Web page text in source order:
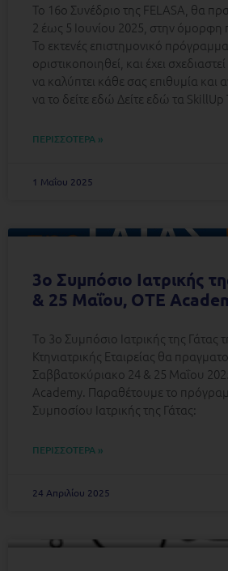
Το 16ο Συνέδριο της FELASA, θα
2 έως 5 Ιουνίου 2025, στην όμορφη
Το εκτενές επιστημονικό
οριστικοποιηθεί, και έχει
να καλύπτει κάθε σας επιθυμία και
να το δείτε εδώ Δείτε εδώ τα
ΠΕΡΙΣΣΟΤΕΡΑ »
1 Μαΐου 2025
3ο Συμπόσιο Ιατρικής
& 25 Μαΐου, ΟΤΕ
Tο 3ο Συμπόσιο Ιατρικής της Γάτας
Κτηνιατρικής Εταιρείας θα
Σαββατοκύριακο 24 & 25 Μαΐου
Academy. Παραθέτουμε το
Συμποσίου Ιατρικής της Γάτας:
ΠΕΡΙΣΣΟΤΕΡΑ »
24 Απριλίου 2025